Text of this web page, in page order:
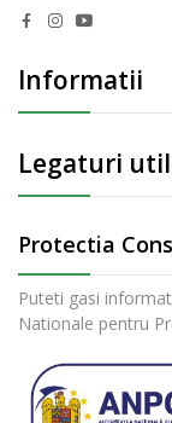
Informatii
Legaturi
Protectia
Puteti gasi
Nationale pentru